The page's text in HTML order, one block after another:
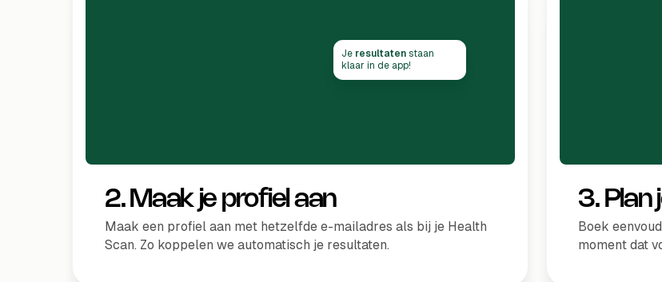
Je resultaten staan
klaar in de app!
2. Maak je profiel aan
Maak een profiel aan met hetzelfde e-mailadres als bij je Health
Scan. Zo koppelen we automatisch je resultaten.
3. Plan
Boek
moment dat